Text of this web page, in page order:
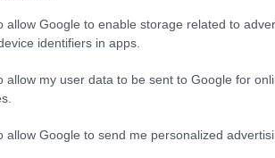
allow Google to enable storage related to
identifiers in apps.
allow my user data to be sent to Google for
allow Google to send me personalized
με τον Ουκρανό πρόεδρο
ειρηνευτική συμφωνία
την Ουκρανία για
ότι η Ρωσία εξακολουθεί να